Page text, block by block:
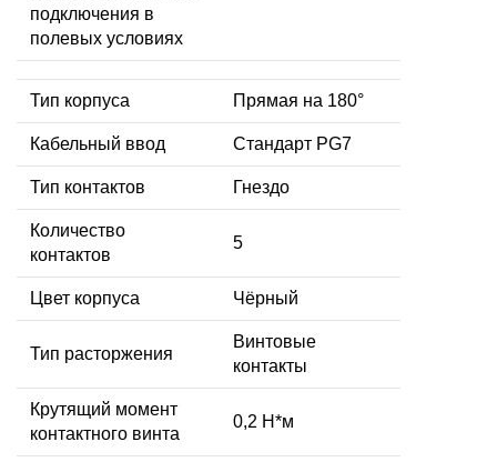
подключения в
полевых условиях
Тип корпуса Прямая на 180°
Кабельный ввод Стандарт PG7
Тип контактов Гнездо
Количество
контактов
5
Цвет корпуса Чёрный
Тип расторжения
Винтовые
контакты
Крутящий момент
контактного винта
0,2 Н*м